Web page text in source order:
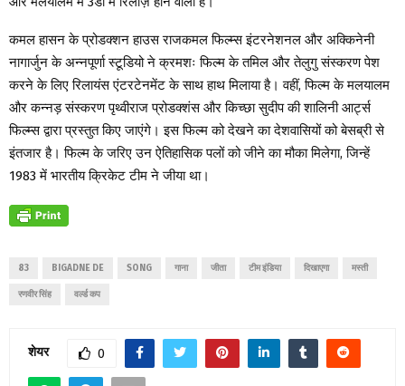
कमल हासन के प्रोडक्शन हाउस राजकमल फिल्म्स इंटरनेशनल और अक्किनेनी
नागार्जुन के अन्नपूर्णा स्टूडियो ने क्रमशः फिल्म के तमिल और तेलुगु संस्करण पेश
करने के लिए रिलायंस एंटरटेनमेंट के साथ हाथ मिलाया है। वहीं, फिल्म के मलयालम
और कन्नड़ संस्करण पृथ्वीराज प्रोडक्शंस और किच्छा सुदीप की शालिनी आर्ट्स
फिल्म्स द्वारा प्रस्तुत किए जाएंगे। इस फिल्म को देखने का देशवासियों को बेसब्री से
इंतजार है। फिल्म के जरिए उन ऐतिहासिक पलों को जीने का मौका मिलेगा, जिन्हें
1983 में भारतीय क्रिकेट टीम ने जीया था।
83 BIGADNE DE SONG गाना जीता टीम इंडिया दिखाएगा मस्ती
रणवीर सिंह वर्ल्ड कप
शेयर 0